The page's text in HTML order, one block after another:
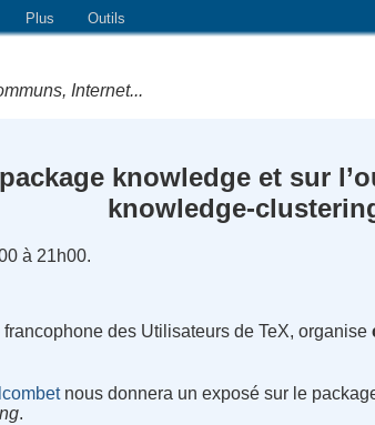
Plus Outils
Internet...
knowledge et sur
knowledge-
à 21h00.
francophone des Utilisateurs de TeX, organise
nous donnera un exposé sur le
.